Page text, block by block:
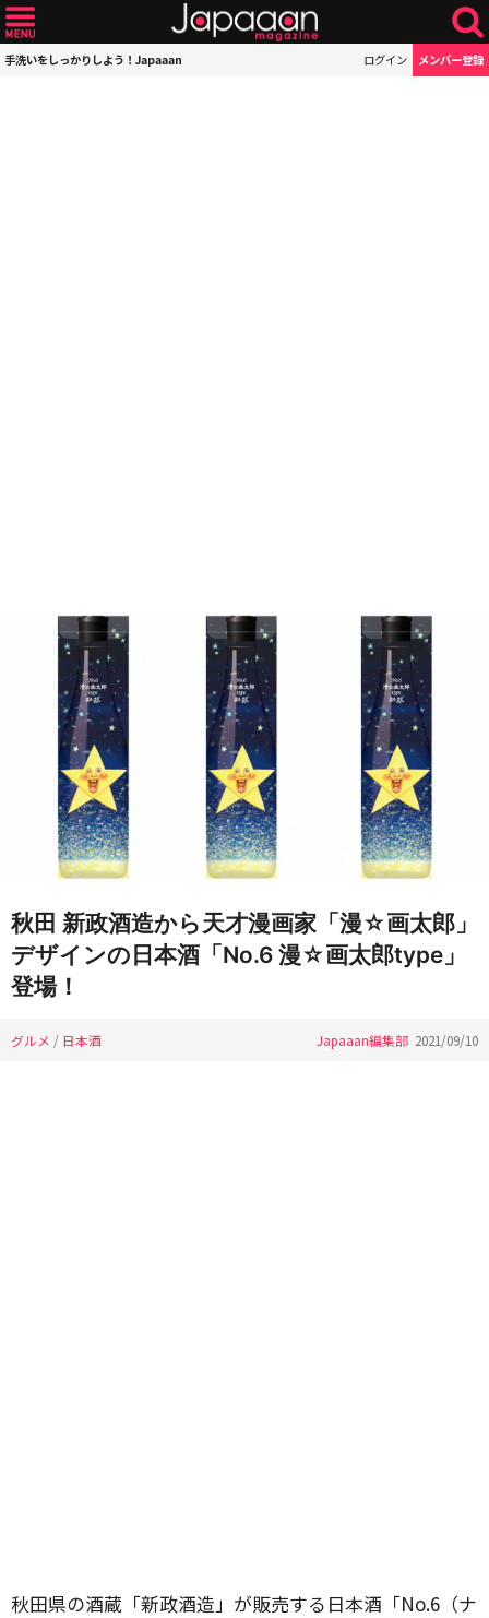
手洗いをしっかりしよう！Japaaan ログイン メンバー登録
秋田 新政酒造から天才漫画家「漫☆画太郎」
デザインの日本酒「No.6 漫☆画太郎type」
登場！
グルメ / 日本酒 Japaaan編集部 2021/09/10
秋田県の酒蔵「新政酒造」が販売する日本酒「No.6（ナ